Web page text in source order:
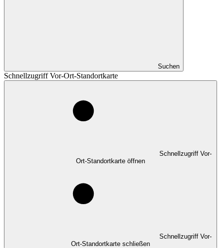
Suchen
Schnellzugriff Vor-Ort-Standortkarte
Schnellzugriff Vor-
Ort-Standortkarte öffnen
Schnellzugriff Vor-
Ort-Standortkarte schließen